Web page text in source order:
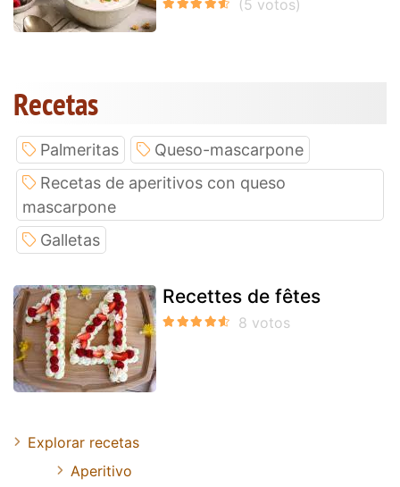
Recetas
Palmeritas
Queso-mascarpone
Recetas de aperitivos con queso
mascarpone
Galletas
Recettes de fêtes
Explorar recetas
Aperitivo